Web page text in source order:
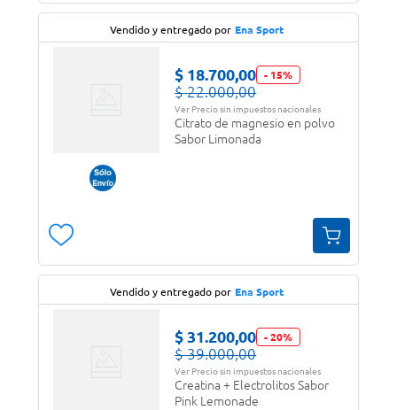
Vendido y entregado por Ena Sport
$ 18.700,00 - 15%
$ 22.000,00
Ver Precio sin impuestos nacionales
Citrato de magnesio en polvo
Sabor Limonada
Vendido y entregado por Ena Sport
$ 31.200,00 -20%
$ 39.000,00
Ver Precio sin impuestos nacionales
Creatina + Electrolitos Sabor
Pink Lemonade